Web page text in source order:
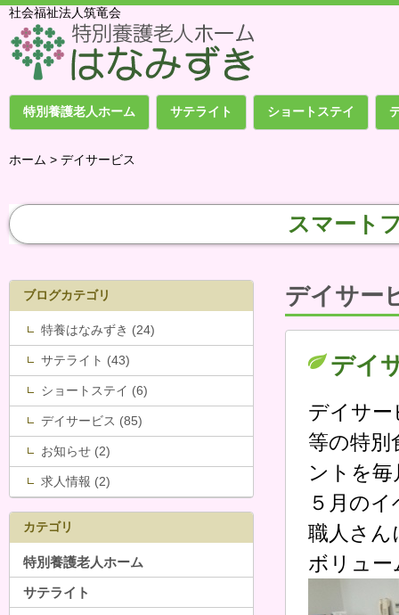
社会福祉法人筑竜会
特別養護老人ホーム サテライト ショートステイ
ホーム > デイサービス
スマート
デイサー
デイ
デイサ
等の特別
ントを
５月の
職人さん
ボリュ
ブログカテゴリ
特養はなみずき (24)
サテライト (43)
ショートステイ (6)
デイサービス (85)
お知らせ (2)
求人情報 (2)
カテゴリ
特別養護老人ホーム
サテライト